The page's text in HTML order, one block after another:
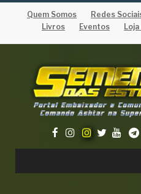
Quem Somos Redes
Livros
Eventos